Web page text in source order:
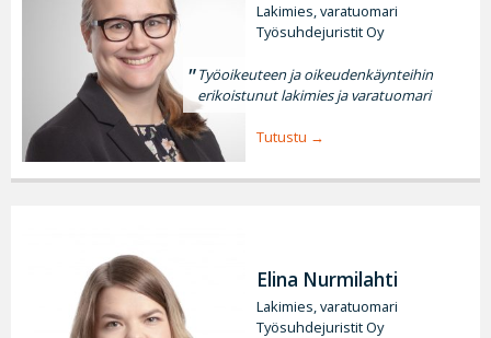
Lakimies, varatuomari
Työsuhdejuristit Oy
Työoikeuteen ja oikeudenkäynteihin
erikoistunut lakimies ja varatuomari
Tutustu
Elina Nurmilahti
Lakimies, varatuomari
Työsuhdejuristit Oy